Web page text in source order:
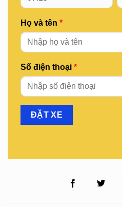
Họ và tên *
Số điện thoại *